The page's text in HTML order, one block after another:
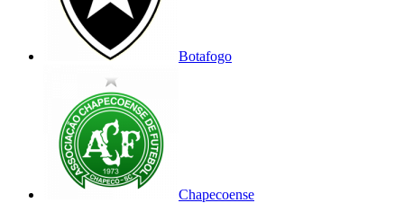
Botafogo
Chapecoense